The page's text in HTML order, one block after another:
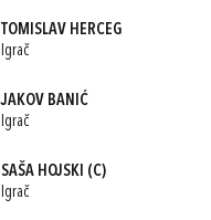
TOMISLAV HERCEG
Igrač
JAKOV BANIĆ
Igrač
SAŠA HOJSKI (C)
Igrač